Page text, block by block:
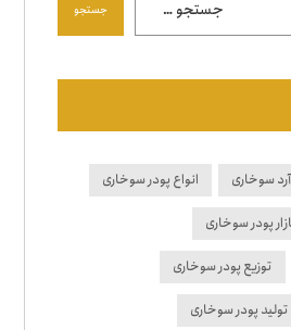
جستجو
آرد سوخاری انواع پودر سوخاری
پودر سوخاری
توزیع پودر سوخاری
تولید پودر سوخاری